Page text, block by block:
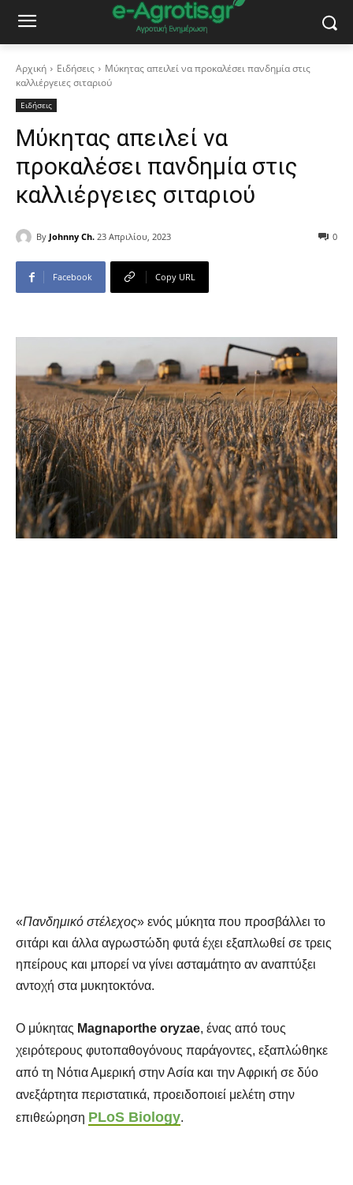
Αρχική Ειδήσεις
Μύκητας απειλεί να προκαλέσει πανδημία στις
καλλιέργειες σιταριού
Ειδήσεις
Μύκητας απειλεί να
προκαλέσει πανδημία στις
καλλιέργειες σιταριού
By Johnny Ch. 23 Απριλίου, 2023 0
Facebook Copy URL
«Πανδημικό στέλεχος» ενός μύκητα που προσβάλλει το
σιτάρι και άλλα αγρωστώδη φυτά έχει εξαπλωθεί σε τρεις
ηπείρους και μπορεί να γίνει ασταμάτητο αν αναπτύξει
αντοχή στα μυκητοκτόνα.
Ο μύκητας Magnaporthe oryzae, ένας από τους
χειρότερους φυτοπαθογόνους παράγοντες, εξαπλώθηκε
από τη Νότια Αμερική στην Ασία και την Αφρική σε δύο
ανεξάρτητα περιστατικά, προειδοποιεί μελέτη στην
επιθεώρηση PLoS Biology.